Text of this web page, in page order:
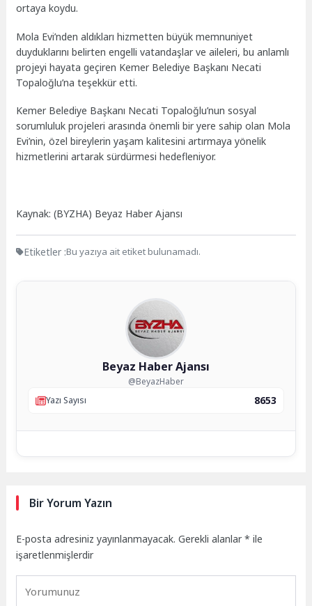
ortaya koydu.
Mola Evi’nden aldıkları hizmetten büyük memnuniyet
duyduklarını belirten engelli vatandaşlar ve aileleri, bu anlamlı
projeyi hayata geçiren Kemer Belediye Başkanı Necati
Topaloğlu’na teşekkür etti.
Kemer Belediye Başkanı Necati Topaloğlu’nun sosyal
sorumluluk projeleri arasında önemli bir yere sahip olan Mola
Evi’nin, özel bireylerin yaşam kalitesini artırmaya yönelik
hizmetlerini artarak sürdürmesi hedefleniyor.
Kaynak: (BYZHA) Beyaz Haber Ajansı
Etiketler :Bu yazıya ait etiket bulunamadı.
Beyaz Haber Ajansı
@BeyazHaber
Yazı Sayısı
8653
Bir Yorum Yazın
E-posta adresiniz yayınlanmayacak. Gerekli alanlar* ile
işaretlenmişlerdir